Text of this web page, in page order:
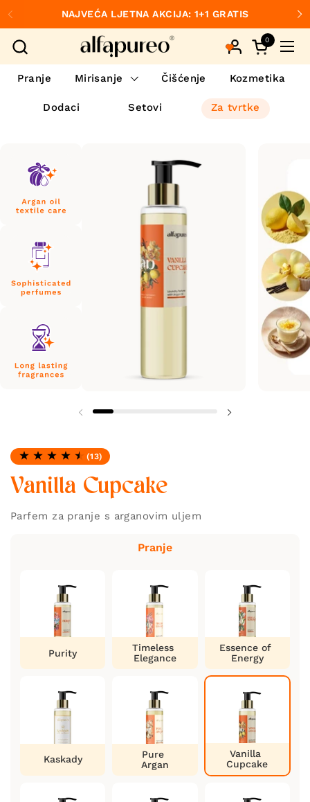
Preskoči na sadržaj
Prethodno
NAJVEĆA LJETNA AKCIJA: 1+1 GRATIS
Otvori
0
Pranje Mirisanje Čišćenje Kozmetika
Dodaci Setovi Za tvrtke
Ocjena: 4.69 od 5
(13)
Vanilla Cupcake
Parfem za pranje s arganovim uljem
Pranje
Purity
Timeless
Elegance
Essence of
Energy
Kaskady
Pure
Argan
Vanilla
Cupcake